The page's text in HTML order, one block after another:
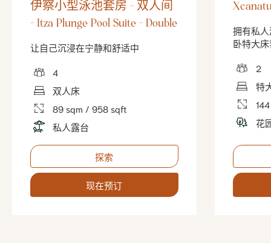
伊察小型泳池套房 - 双人间
- Itza Plunge Pool Suite - Double
让自己沉浸在宁静和舒适中
4
双人床
89 sqm / 958 sqft
私人露台
探索
现在预订
拥有私
卧特大
2
特
花